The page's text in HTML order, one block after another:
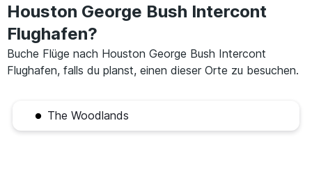
Houston George Bush Intercont
Flughafen?
Buche Flüge nach Houston George Bush Intercont
Flughafen, falls du planst, einen dieser Orte zu besuchen.
The Woodlands